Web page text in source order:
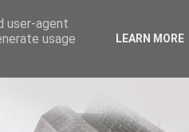
user-agent
usage
LEARN MORE